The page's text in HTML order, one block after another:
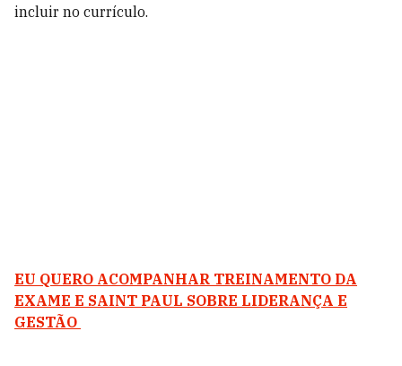
incluir no currículo.
EU QUERO ACOMPANHAR TREINAMENTO DA
EXAME E SAINT PAUL SOBRE LIDERANÇA E
GESTÃO